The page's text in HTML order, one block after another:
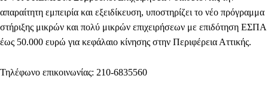
απαραίτητη εμπειρία και εξειδίκευση, υποστηρίζει το νέο πρόγραμμα
στήριξης μικρών και πολύ μικρών επιχειρήσεων με επιδότηση ΕΣΠΑ
έως 50.000 ευρώ για κεφάλαιο κίνησης στην Περιφέρεια Αττικής.
Τηλέφωνο επικοινωνίας: 210-6835560